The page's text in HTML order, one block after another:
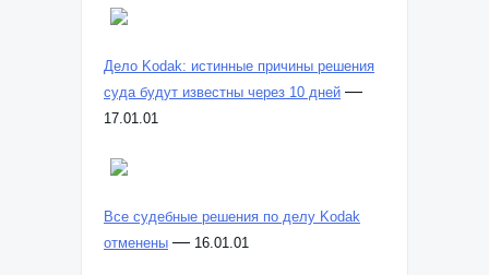
Дело Kodak: истинные причины решения
суда будут известны через 10 дней —
17.01.01
Все судебные решения по делу Kodak
отменены — 16.01.01